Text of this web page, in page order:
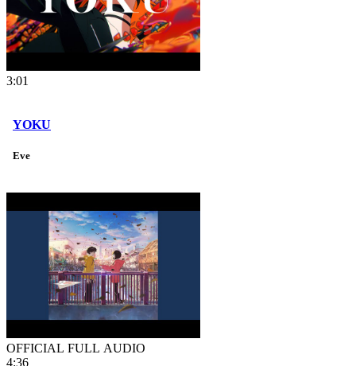
3:01
YOKU
Eve
OFFICIAL FULL AUDIO
4:36